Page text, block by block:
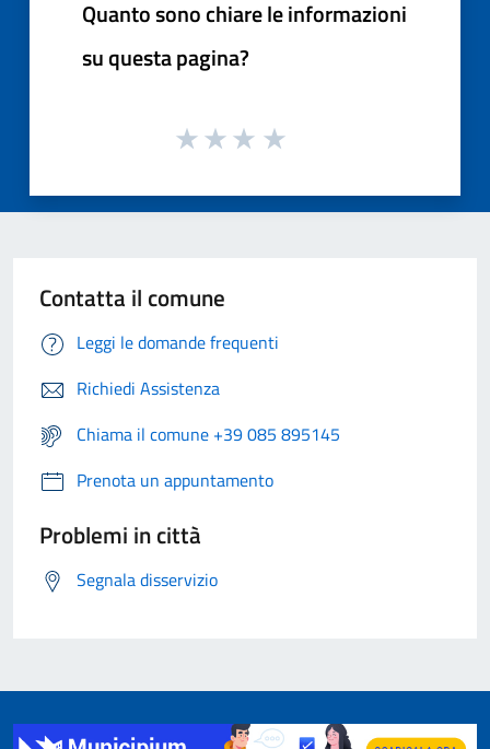
Quanto sono chiare le informazioni
su questa pagina?
Contatta il comune
Leggi le domande frequenti
Richiedi Assistenza
Chiama il comune +39 085 895145
Prenota un appuntamento
Problemi in città
Segnala disservizio